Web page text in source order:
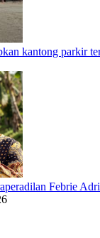
kantong parkir
Febrie